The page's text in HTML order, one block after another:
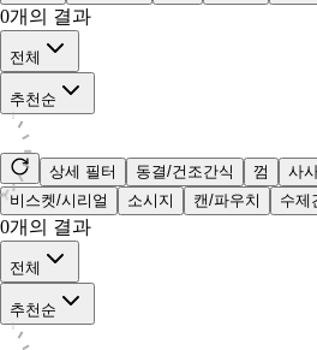
0개의 결과
전체
추천순
상세 필터 동결/건조간식 껌 사
비스켓/시리얼
소시지 캔/파우치 수제
0개의 결과
전체
추천순